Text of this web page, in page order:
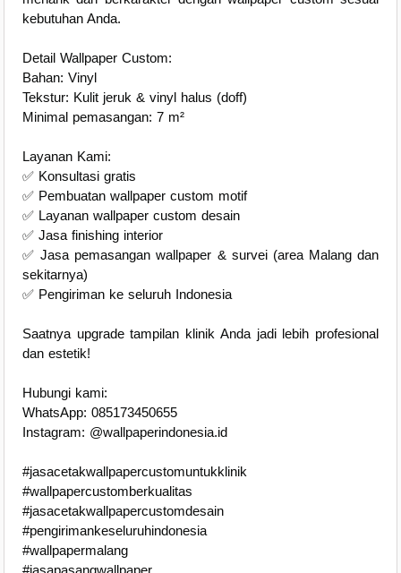
kebutuhan Anda.
Detail Wallpaper Custom:
Bahan: Vinyl
Tekstur: Kulit jeruk & vinyl halus (doff)
Minimal pemasangan: 7 m²
Layanan Kami:
✅ Konsultasi gratis
✅ Pembuatan wallpaper custom motif
✅ Layanan wallpaper custom desain
✅ Jasa finishing interior
✅ Jasa pemasangan wallpaper & survei (area Malang dan
sekitarnya)
✅ Pengiriman ke seluruh Indonesia
Saatnya upgrade tampilan klinik Anda jadi lebih profesional
dan estetik!
Hubungi kami:
WhatsApp: 085173450655
Instagram: @wallpaperindonesia.id
#jasacetakwallpapercustomuntukklinik
#wallpapercustomberkualitas
#jasacetakwallpapercustomdesain
#pengirimankeseluruhindonesia
#wallpapermalang